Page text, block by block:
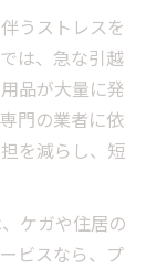
うストレスを
は、急な引越
品が大量に発
門の業者に依
を減らし、短
ケガや住居の
ビスなら、プ